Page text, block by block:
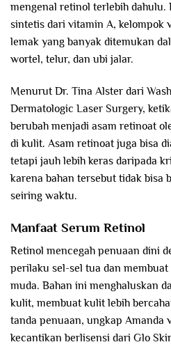
mengenal retinol terlebih dahulu.
sintetis dari vitamin A, kelompok
lemak yang banyak ditemukan
wortel, telur, dan ubi jalar.
Menurut Dr. Tina Alster dari
Dermatologic Laser Surgery,
berubah menjadi asam retinoat
di kulit. Asam retinoat juga bisa
tetapi jauh lebih keras daripada
karena bahan tersebut tidak bisa
seiring waktu.
Manfaat Serum Retinol
Retinol mencegah penuaan dini
perilaku sel-sel tua dan
muda. Bahan ini menghaluskan
kulit, membuat kulit lebih
tanda penuaan, ungkap Amanda
kecantikan berlisensi dari Glo